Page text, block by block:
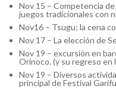
Nov 15 – Competencia
juegos tradicionales con
Nov16 – Tsugu; la cena
Nov 17 – La elección de
Nov 19 – excursión en
Orinoco. (y su regreso en
Nov 19 – Diversos
principal de Festival